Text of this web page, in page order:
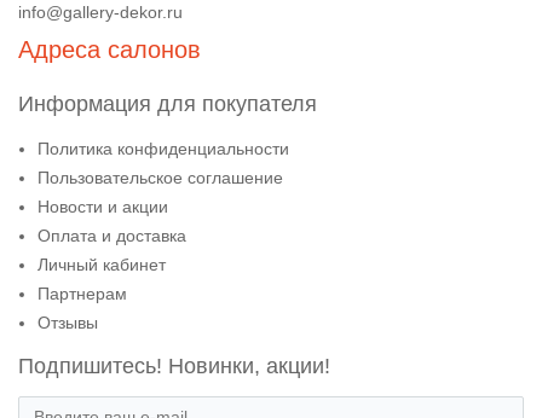
info@gallery-dekor.ru
Адреса салонов
Информация для покупателя
Политика конфиденциальности
Пользовательское соглашение
Новости и акции
Оплата и доставка
Личный кабинет
Партнерам
Отзывы
Подпишитесь! Новинки, акции!